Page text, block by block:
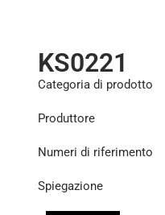
KS0221
Categoria di prodotto
Produttore
Numeri di riferimento
Spiegazione